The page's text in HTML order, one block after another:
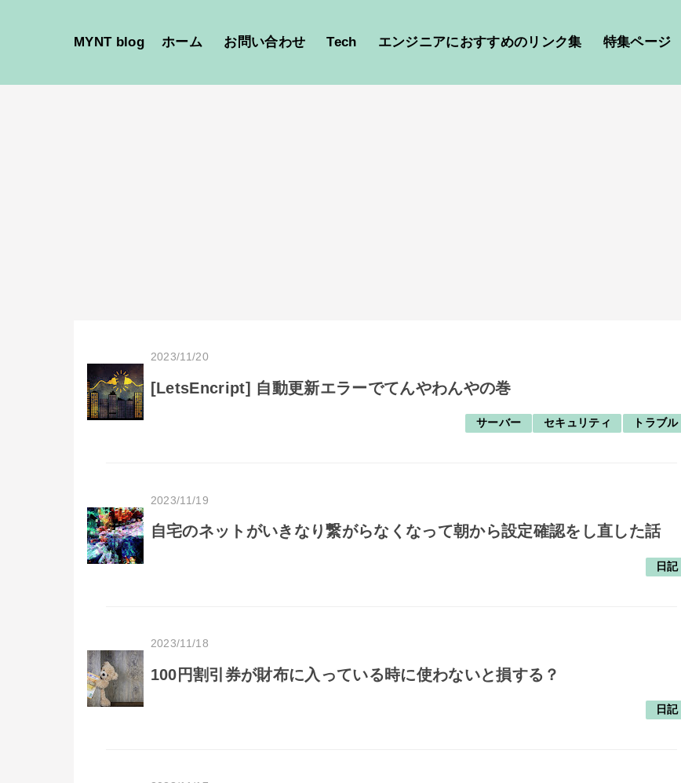
MYNT blog ホーム お問い合わせ Tech エンジニアにおすすめのリンク集 特集ページ
2023/11/20
[LetsEncript] 自動更新エラーでてんやわんやの巻
サーバー セキュリティ トラブル
2023/11/19
自宅のネットがいきなり繋がらなくなって朝から設定確認をし直した話
日記
2023/11/18
100円割引券が財布に入っている時に使わないと損する？
日記